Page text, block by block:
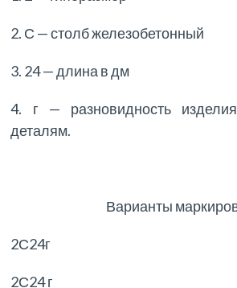
2. С — столб железобетонный
3. 24 — длина в дм
4. г — разновидность
деталям.
Варианты
2С24г
2С24 г